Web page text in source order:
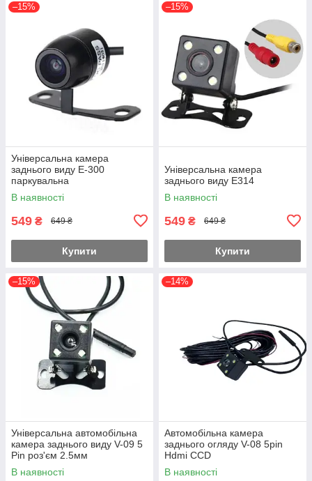
–15%
Універсальна камера
заднього виду E-300
паркувальна
В наявності
549 ₴ 649 ₴
Купити
–15%
Універсальна камера
заднього виду E314
В наявності
549 ₴ 649 ₴
Купити
–15%
Універсальна автомобільна
камера заднього виду V-09 5
Pin роз'єм 2.5мм
В наявності
–14%
Автомобільна камера
заднього огляду V-08 5pin
Hdmi CCD
В наявності